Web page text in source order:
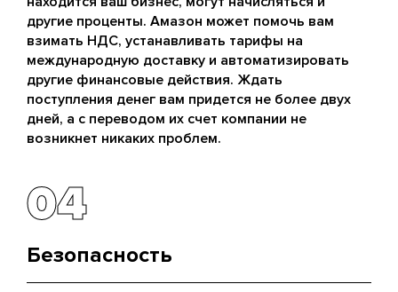
другие проценты. Амазон может помочь вам
взимать НДС, устанавливать тарифы на
международную доставку и автоматизировать
другие финансовые действия. Ждать
поступления денег вам придется не более двух
дней, а с переводом их счет компании не
возникнет никаких проблем.
04
04
Безопасность